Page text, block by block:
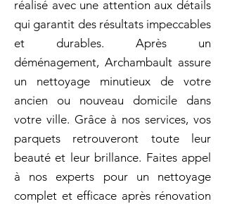
réalisé avec une attention aux détails
qui garantit des résultats impeccables
et durables. Après un
déménagement, Archambault assure
un nettoyage minutieux de votre
ancien ou nouveau domicile dans
votre ville. Grâce à nos services, vos
parquets retrouveront toute leur
beauté et leur brillance. Faites appel
à nos experts pour un nettoyage
complet et efficace après rénovation